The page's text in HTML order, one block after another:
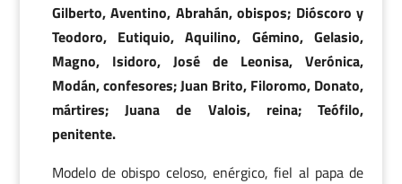
Gilberto, Aventino, Abrahán, obispos; Dióscoro y
Teodoro, Eutiquio, Aquilino, Gémino, Gelasio,
Magno, Isidoro, José de Leonisa, Verónica,
Modán, confesores; Juan Brito, Filoromo, Donato,
mártires; Juana de Valois, reina; Teófilo,
penitente.
Modelo de obispo celoso, enérgico, fiel al papa de